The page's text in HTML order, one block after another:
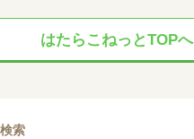
はたらこねっとTOPへ
索